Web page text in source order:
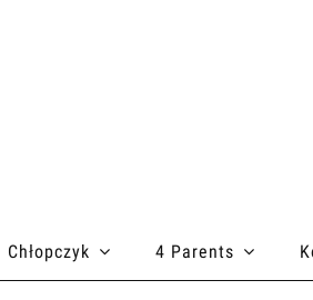
Chłopczyk 4 Parents